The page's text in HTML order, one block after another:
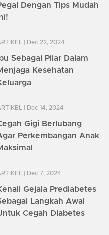
Dengan Tips Mudah
| Dec 22, 2024
Ibu Sebagai Pilar Dalam
Kesehatan
| Dec 14, 2024
Gigi Berlubang
Perkembangan Anak
| Dec 7, 2024
Gejala Prediabetes
Langkah Awal
Cegah Diabetes